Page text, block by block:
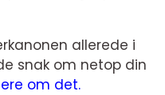
allerede i
snak om netop din
om det.